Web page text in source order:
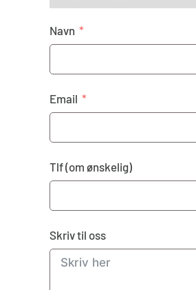
Navn
Email
Tlf (om ønskelig)
Skriv til oss